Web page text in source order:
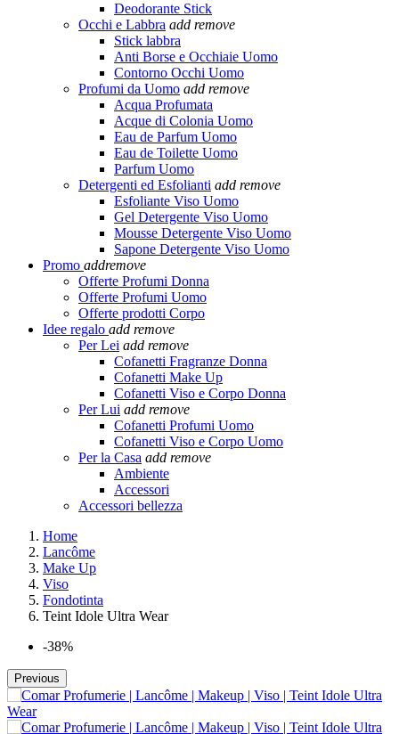
Deodorante Stick
Occhi e Labbra add remove
Stick labbra
Anti Borse e Occhiaie Uomo
Contorno Occhi Uomo
Profumi da Uomo add remove
Acqua Profumata
Acque di Colonia Uomo
Eau de Parfum Uomo
Eau de Toilette Uomo
Parfum Uomo
Detergenti ed Esfolianti add remove
Esfoliante Viso Uomo
Gel Detergente Viso Uomo
Mousse Detergente Viso Uomo
Sapone Detergente Viso Uomo
Promo addremove
Offerte Profumi Donna
Offerte Profumi Uomo
Offerte prodotti Corpo
Idee regalo add remove
Per Lei add remove
Cofanetti Fragranze Donna
Cofanetti Make Up
Cofanetti Viso e Corpo Donna
Per Lui add remove
Cofanetti Profumi Uomo
Cofanetti Viso e Corpo Uomo
Per la Casa add remove
Ambiente
Accessori
Accessori bellezza
Home
Lancôme
Make Up
Viso
Fondotinta
Teint Idole Ultra Wear
-38%
Previous